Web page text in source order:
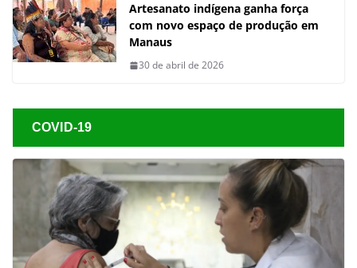
Artesanato indígena ganha força
com novo espaço de produção em
Manaus
30 de abril de 2026
COVID-19